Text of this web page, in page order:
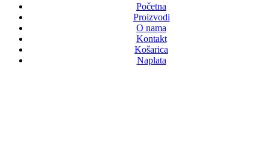
Početna
Proizvodi
O nama
Kontakt
Košarica
Naplata